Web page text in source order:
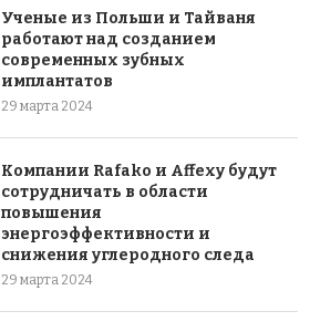
Ученые из Польши и Тайваня
работают над созданием
современных зубных
имплантатов
29 марта 2024
Компании Rafako и Affexy будут
сотрудничать в области
повышения
энергоэффективности и
снижения углеродного следа
29 марта 2024